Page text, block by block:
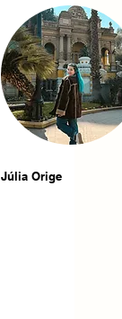
Júlia Orige